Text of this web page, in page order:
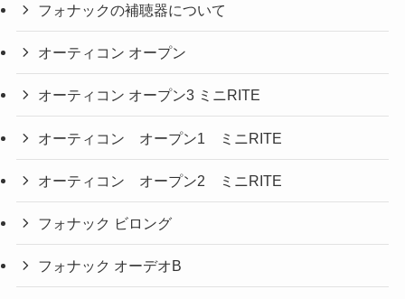
フォナックの補聴器について
オーティコン オープン
オーティコン オープン3 ミニRITE
オーティコン オープン1 ミニRITE
オーティコン オープン2 ミニRITE
フォナック ビロング
フォナック オーデオB